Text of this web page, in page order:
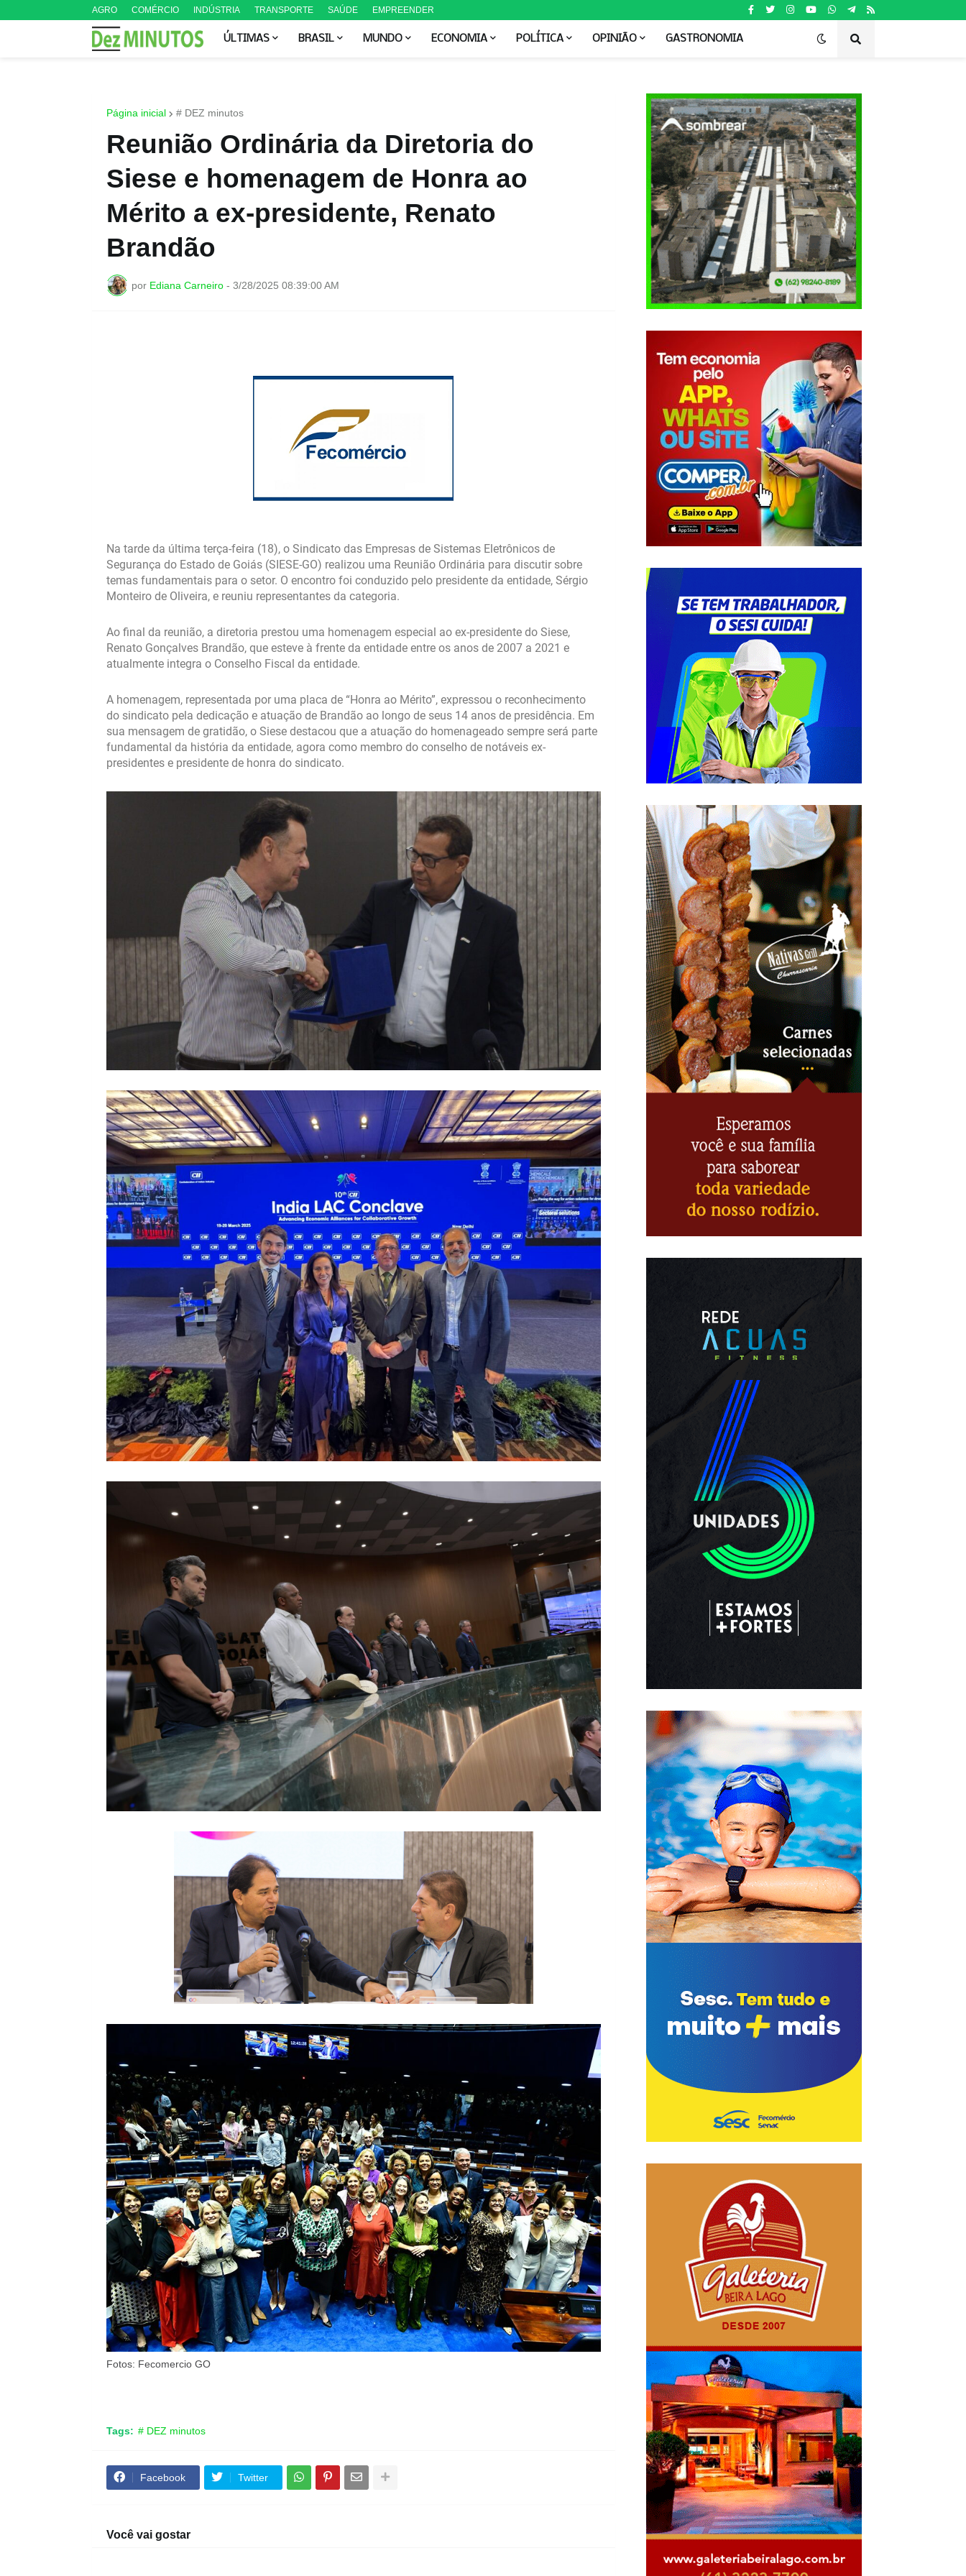
AGRO COMÉRCIO INDÚSTRIA TRANSPORTE SAÚDE EMPREENDER
ÚLTIMAS BRASIL MUNDO ECONOMIA POLÍTICA OPINIÃO GASTRONOMIA
Página inicial # DEZ minutos
Reunião Ordinária da Diretoria do
Siese e homenagem de Honra ao
Mérito a ex-presidente, Renato
Brandão
por Ediana Carneiro - 3/28/2025 08:39:00 AM
Na tarde da última terça-feira (18), o Sindicato das Empresas de Sistemas Eletrônicos de
Segurança do Estado de Goiás (SIESE-GO) realizou uma Reunião Ordinária para discutir sobre
temas fundamentais para o setor. O encontro foi conduzido pelo presidente da entidade, Sérgio
Monteiro de Oliveira, e reuniu representantes da categoria.
Ao final da reunião, a diretoria prestou uma homenagem especial ao ex-presidente do Siese,
Renato Gonçalves Brandão, que esteve à frente da entidade entre os anos de 2007 a 2021 e
atualmente integra o Conselho Fiscal da entidade.
A homenagem, representada por uma placa de “Honra ao Mérito”, expressou o reconhecimento
do sindicato pela dedicação e atuação de Brandão ao longo de seus 14 anos de presidência. Em
sua mensagem de gratidão, o Siese destacou que a atuação do homenageado sempre será parte
fundamental da história da entidade, agora como membro do conselho de notáveis ex-
presidentes e presidente de honra do sindicato.
Fotos: Fecomercio GO
Tags: # DEZ minutos
Facebook Twitter
Você vai gostar